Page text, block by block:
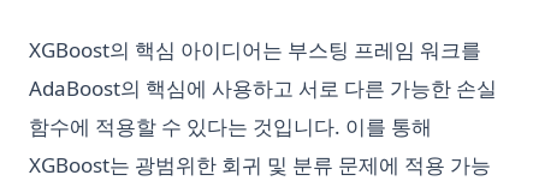
XGBoost의 핵심 아이디어는 부스팅 프레임 워크를
AdaBoost의 핵심에 사용하고 서로 다른 가능한 손실
함수에 적용할 수 있다는 것입니다. 이를 통해
XGBoost는 광범위한 회귀 및 분류 문제에 적용 가능